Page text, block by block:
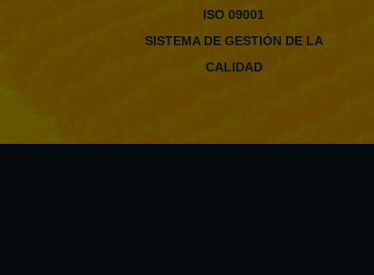
ISO 09001
SISTEMA DE GESTIÓN DE LA
CALIDAD